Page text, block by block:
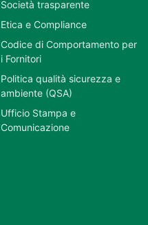
Società trasparente
Etica e Compliance
Codice di Comportamento per
i Fornitori
Politica qualità sicurezza e
ambiente (QSA)
Ufficio Stampa e
Comunicazione